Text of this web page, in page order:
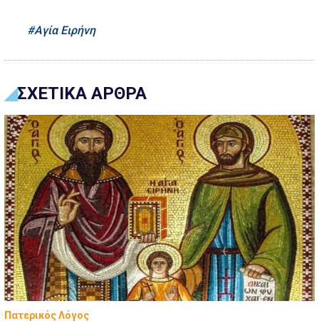
Αγία Ειρήνη
ΣΧΕΤΙΚΑ ΑΡΘΡΑ
Πατερικός Λόγος